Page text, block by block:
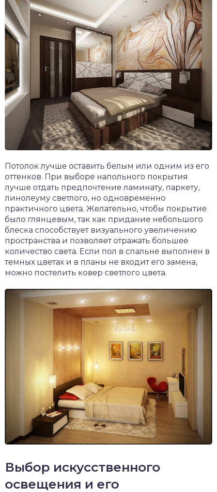
Потолок лучше оставить белым или одним из его
оттенков. При выборе напольного покрытия
лучше отдать предпочтение ламинату, паркету,
линолеуму светлого, но одновременно
практичного цвета. Желательно, чтобы покрытие
было глянцевым, так как придание небольшого
блеска способствует визуального увеличению
пространства и позволяет отражать большее
количество света. Если пол в спальне выполнен в
темных цветах и в планы не входит его замена,
можно постелить ковер светлого цвета.
Выбор искусственного
освещения и его